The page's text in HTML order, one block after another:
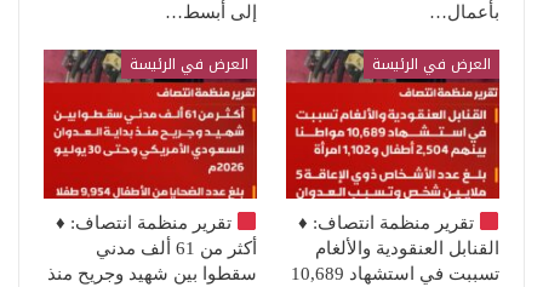
بأعمال…
إلى أبسط…
العرض في الرئيسة
تقرير منظمة انتصاف: ♦️
القنابل العنقودية والألغام
تسببت في استشهاد 10,689
العرض في الرئيسة
تقرير منظمة انتصاف: ♦️
أكثر من 61 ألف مدني
سقطوا بين شهيد وجريح منذ